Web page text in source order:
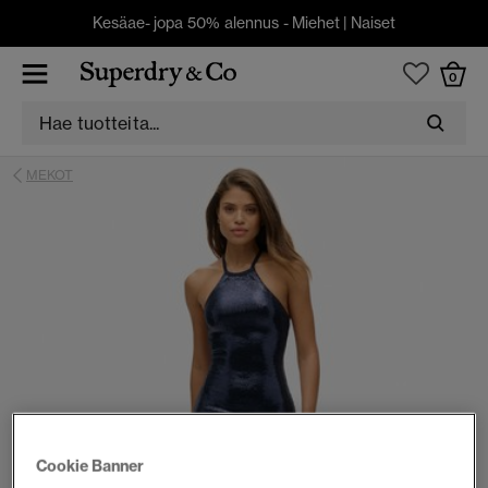
Kesäae- jopa 50% alennus - Miehet | Naiset
0
MEKOT
Cookie Banner